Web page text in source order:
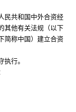
民共和国中外合资经
其他有关法规（以下
简称中国）建立合资
行。